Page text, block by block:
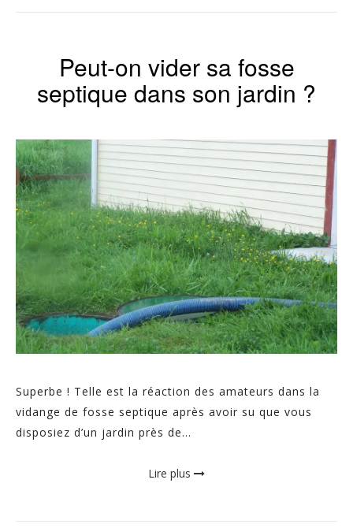
Peut-on vider sa fosse
septique dans son jardin ?
Superbe ! Telle est la réaction des amateurs dans la
vidange de fosse septique après avoir su que vous
disposiez d’un jardin près de...
Lire plus